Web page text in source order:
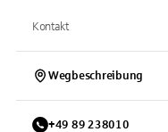
Kontakt
Wegbeschreibung
+49 89 238010